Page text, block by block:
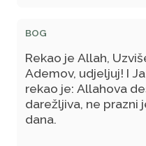
Podiže je On i spušta.
BOG
Rekao je Allah,
Ademov, udjeljuj! I
rekao je: Allahova
darežljiva, ne prazni
dana.